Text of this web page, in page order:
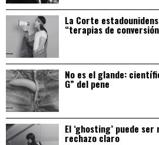
La Corte
“terapias de
No es el glande:
G” del pene
El ‘ghosting’ puede
rechazo claro